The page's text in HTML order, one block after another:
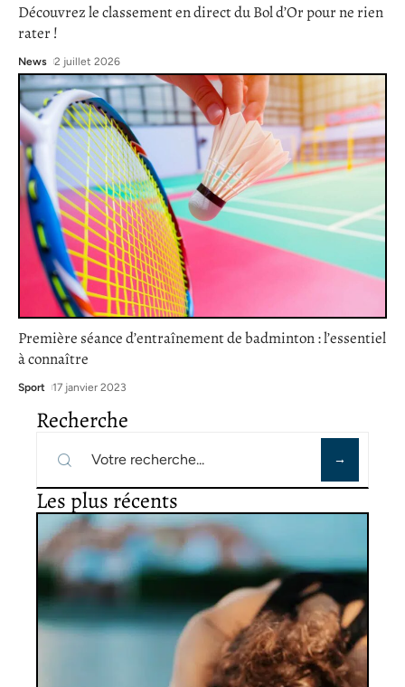
Découvrez le classement en direct du Bol d’Or pour ne rien
rater !
News 2 juillet 2026
Première séance d’entraînement de badminton : l’essentiel
à connaître
Sport 17 janvier 2023
Recherche
Les plus récents